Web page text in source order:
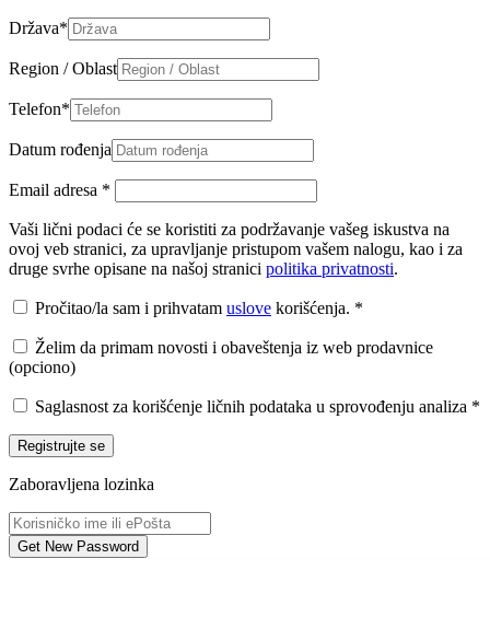
Država*
Region / Oblast
Telefon*
Datum rođenja
Email adresa *
Vaši lični podaci će se koristiti za podržavanje vašeg iskustva na
ovoj veb stranici, za upravljanje pristupom vašem nalogu, kao i za
druge svrhe opisane na našoj stranici politika privatnosti.
Pročitao/la sam i prihvatam uslove korišćenja. *
Želim da primam novosti i obaveštenja iz web prodavnice
(opciono)
Saglasnost za korišćenje ličnih podataka u sprovođenju analiza *
Registrujte se
Zaboravljena lozinka